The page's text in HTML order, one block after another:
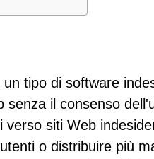
tipo di software
il consenso
siti Web
o distribuire più